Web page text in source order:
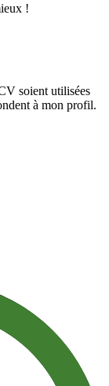
!
soient utilisées
à mon profil.